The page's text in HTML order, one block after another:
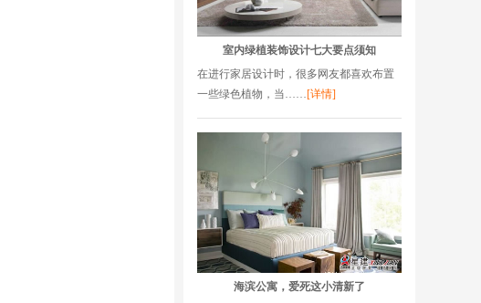
室内绿植装饰设计七大要点须知
在进行家居设计时，很多网友都喜欢布置
一些绿色植物，当……[详情]
海滨公寓，爱死这小清新了